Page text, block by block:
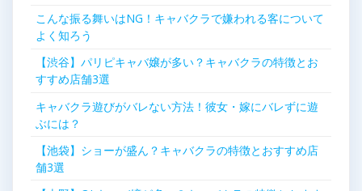
こんな振る舞いはNG！キャバクラで嫌われる客について
よく知ろう
【渋谷】パリピキャバ嬢が多い？キャバクラの特徴とお
すすめ店舗3選
キャバクラ遊びがバレない方法！彼女・嫁にバレずに遊
ぶには？
【池袋】ショーが盛ん？キャバクラの特徴とおすすめ店
舗3選